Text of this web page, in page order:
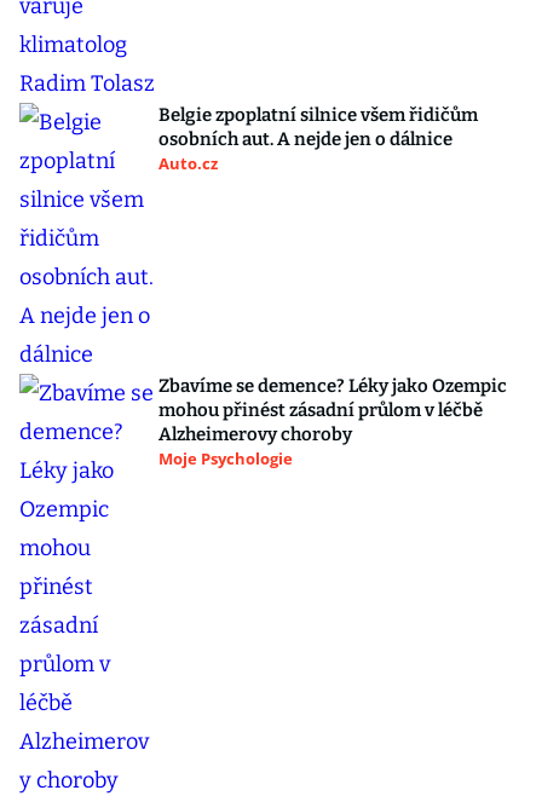
Belgie zpoplatní silnice všem řidičům
osobních aut. A nejde jen o dálnice
Auto.cz
Zbavíme se demence? Léky jako Ozempic
mohou přinést zásadní průlom v léčbě
Alzheimerovy choroby
Moje Psychologie